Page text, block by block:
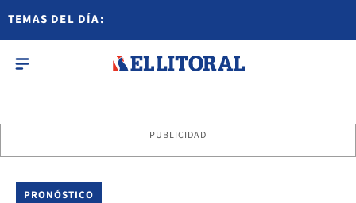
TEMAS DEL DÍA:
PUBLICIDAD
PRONÓSTICO